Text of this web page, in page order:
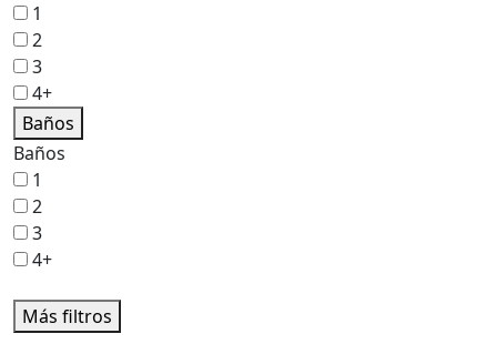
1
2
3
4+
Baños
Baños
1
2
3
4+
Más filtros